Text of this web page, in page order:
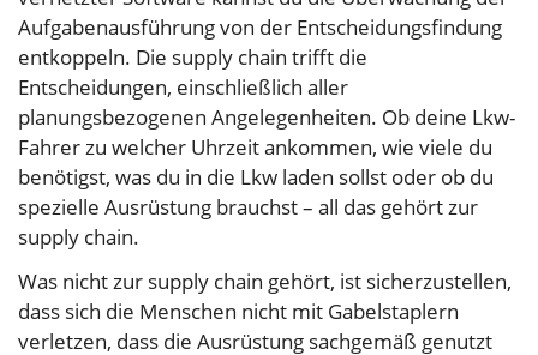
Aufgabenausführung von der Entscheidungsfindung
entkoppeln. Die supply chain trifft die
Entscheidungen, einschließlich aller
planungsbezogenen Angelegenheiten. Ob deine Lkw-
Fahrer zu welcher Uhrzeit ankommen, wie viele du
benötigst, was du in die Lkw laden sollst oder ob du
spezielle Ausrüstung brauchst – all das gehört zur
supply chain.
Was nicht zur supply chain gehört, ist sicherzustellen,
dass sich die Menschen nicht mit Gabelstaplern
verletzen, dass die Ausrüstung sachgemäß genutzt